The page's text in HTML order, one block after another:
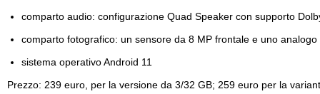
comparto audio: configurazione Quad Speaker con supporto
comparto fotografico: un sensore da 8 MP frontale e uno analogo
sistema operativo Android 11
Prezzo: 239 euro, per la versione da 3/32 GB; 259 euro per la